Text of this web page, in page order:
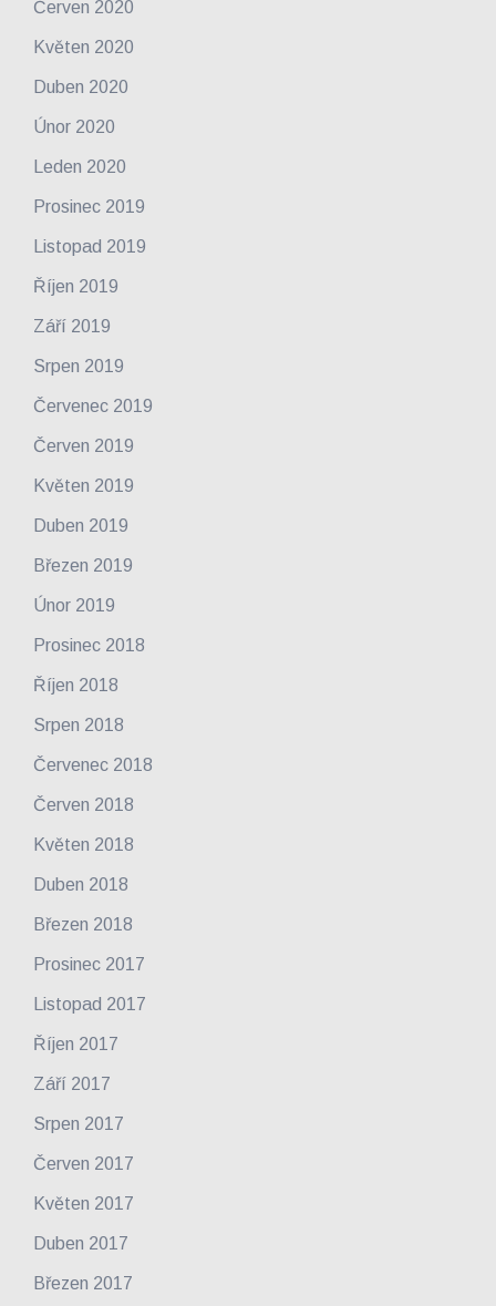
Červen 2020
Květen 2020
Duben 2020
Únor 2020
Leden 2020
Prosinec 2019
Listopad 2019
Říjen 2019
Září 2019
Srpen 2019
Červenec 2019
Červen 2019
Květen 2019
Duben 2019
Březen 2019
Únor 2019
Prosinec 2018
Říjen 2018
Srpen 2018
Červenec 2018
Červen 2018
Květen 2018
Duben 2018
Březen 2018
Prosinec 2017
Listopad 2017
Říjen 2017
Září 2017
Srpen 2017
Červen 2017
Květen 2017
Duben 2017
Březen 2017